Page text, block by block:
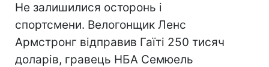
Не залишилися осторонь і
спортсмени. Велогонщик Ленс
Армстронг відправив Гаїті 250 тисяч
доларів, гравець НБА Семюель